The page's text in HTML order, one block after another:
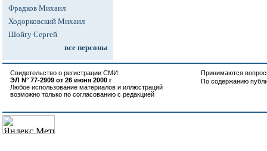
Фрадков Михаил
Ходорковский Михаил
Шойгу Сергей
все персоны
Свидетельство о регистрации СМИ:
ЭЛ N° 77-2909 от 26 июня 2000 г
Любое использование материалов и иллюстраций
возможно только по согласованию с редакцией
Принимаются
По содержанию